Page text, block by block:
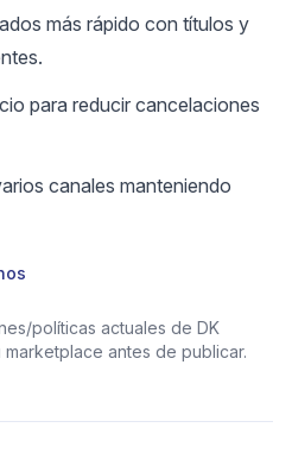
más rápido con títulos y
para reducir cancelaciones
canales manteniendo
políticas actuales de DK
antes de publicar.